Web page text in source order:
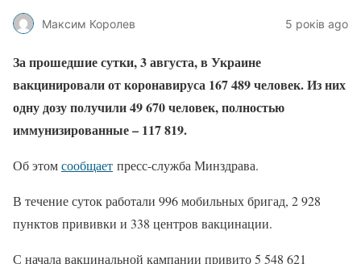
Максим Королев 5 років ago
За прошедшие сутки, 3 августа, в Украине
вакцинировали от коронавируса 167 489 человек. Из них
одну дозу получили 49 670 человек, полностью
иммунизированные – 117 819.
Об этомсообщает пресс-служба Минздрава.
В течение суток работали 996 мобильных бригад, 2 928
пунктов прививки и 338 центров вакцинации.
С начала вакцинальной кампании привито 5 548 621